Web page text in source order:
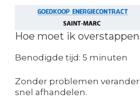
Hoe moet ik
Benodigde tijd: 5 minuten
Zonder problemen
snel afhandelen.